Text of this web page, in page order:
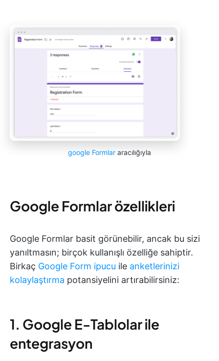
google Formlar aracılığıyla
Google Formlar özellikleri
Google Formlar basit görünebilir, ancak bu sizi
yanıltmasın; birçok kullanışlı özelliğe sahiptir.
Birkaç Google Form ipucu ile anketlerinizi
kolaylaştırma potansiyelini artırabilirsiniz:
1. Google E-Tablolar ile
entegrasyon